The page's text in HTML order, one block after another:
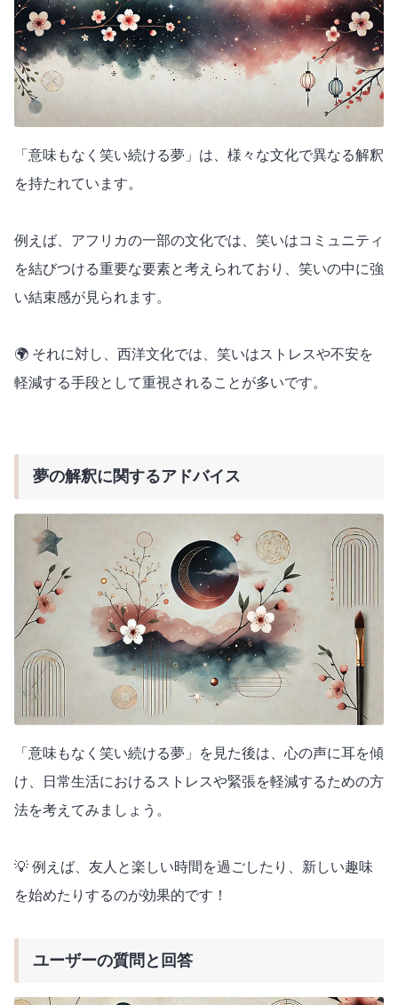
「意味もなく笑い続ける夢」は、様々な文化で異なる解釈
を持たれています。
例えば、アフリカの一部の文化では、笑いはコミュニティ
を結びつける重要な要素と考えられており、笑いの中に強
い結束感が見られます。
🌍 それに対し、西洋文化では、笑いはストレスや不安を
軽減する手段として重視されることが多いです。
夢の解釈に関するアドバイス
「意味もなく笑い続ける夢」を見た後は、心の声に耳を傾
け、日常生活におけるストレスや緊張を軽減するための方
法を考えてみましょう。
💡 例えば、友人と楽しい時間を過ごしたり、新しい趣味
を始めたりするのが効果的です！
ユーザーの質問と回答